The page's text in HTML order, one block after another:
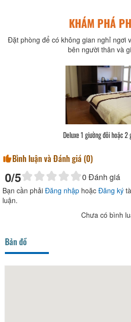
KHÁM PHÁ
Đặt phòng để có không gian nghỉ ngơi
bên người thân và
Bình luận và Đánh giá (0)
0/5 0 Đánh giá
Bạn cần phải Đăng nhập hoặc Đăng ký
luận.
Chưa có bình
Bản đồ